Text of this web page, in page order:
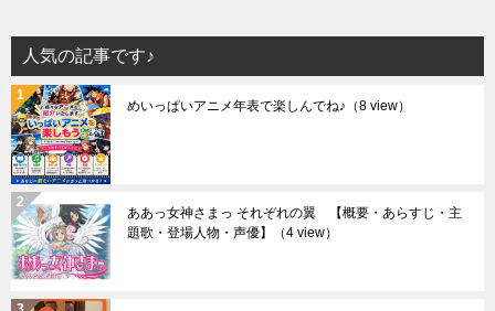
人気の記事です♪
めいっぱいアニメ年表で楽しんでね♪ （8 view）
ああっ女神さまっ それぞれの翼 【概要・あらすじ・主
題歌・登場人物・声優】
（4 view）